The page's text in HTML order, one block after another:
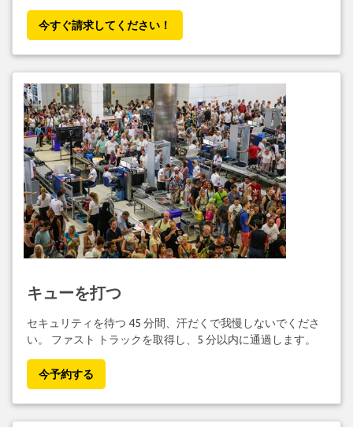
今すぐ請求してください！
キューを打つ
セキュリティを待つ 45 分間、汗だくで我慢しないでくださ
い。 ファスト トラックを取得し、5 分以内に通過します。
今予約する